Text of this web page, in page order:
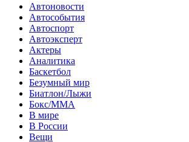
Автоновости
Автособытия
Автоспорт
Автоэксперт
Актеры
Аналитика
Баскетбол
Безумный мир
Биатлон/Лыжи
Бокс/MMA
В мире
В России
Вещи